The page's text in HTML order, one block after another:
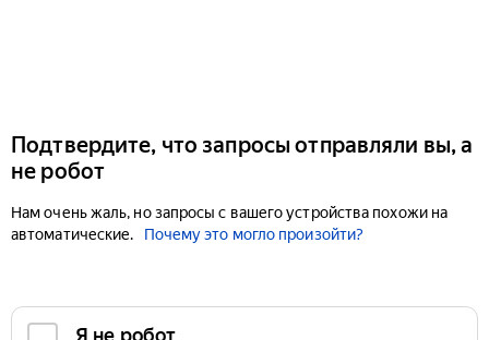
Подтвердите, что запросы отправляли вы, а
не робот
Нам очень жаль, но запросы с вашего устройства похожи на
автоматические.
Почему это могло произойти?